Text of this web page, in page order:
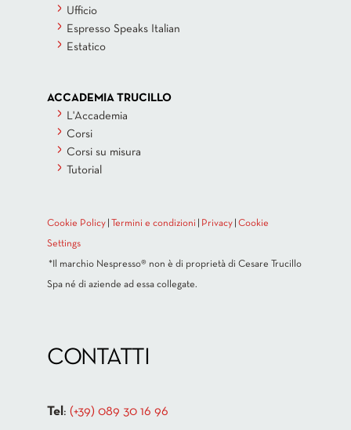
Ufficio
Espresso Speaks Italian
Estatico
ACCADEMIA TRUCILLO
L'Accademia
Corsi
Corsi su misura
Tutorial
Cookie Policy Termini e condizioni Privacy Cookie
Settings
*Il marchio Nespresso® non è di proprietà di Cesare Trucillo
Spa né di aziende ad essa collegate.
CONTATTI
Tel : (+39) 089 30 16 96